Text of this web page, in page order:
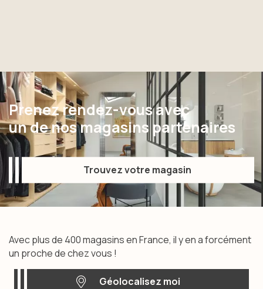
Prenez rendez-vous avec
un de nos magasins partenaires
Trouvez votre magasin
Trouvez votre magasin
Avec plus de 400 magasins en France, il y en a forcément
un proche de chez vous !
Géolocalisez moi